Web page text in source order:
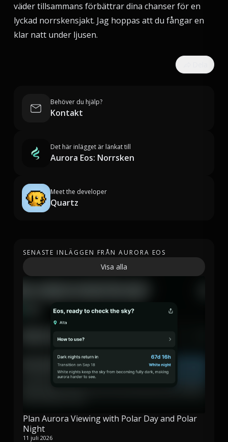
väder tillsammans förbättrar dina chanser för en
lyckad norrskensjakt. Jag hoppas att du fångar en
klar natt under ljusen.
Behöver du hjälp?
Kontakt
Det här inlägget är länkat till
Aurora Eos: Norrsken
Meet the developer
Quartz
SENASTE INLÄGGEN FRÅN AURORA EOS
Visa alla
Plan Aurora Viewing with Polar Day and Polar
Night
11 juli 2026